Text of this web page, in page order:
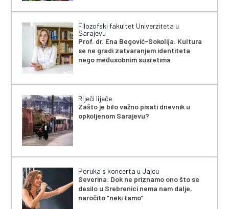
Filozofski fakultet Univerziteta u
Sarajevu
Prof. dr. Ena Begović-Sokolija: Kultura
se ne gradi zatvaranjem identiteta
nego međusobnim susretima
Riječi liječe
Zašto je bilo važno pisati dnevnik u
opkoljenom Sarajevu?
Poruka s koncerta u Jajcu
Severina: Dok ne priznamo ono što se
desilo u Srebrenici nema nam dalje,
naročito “neki tamo”